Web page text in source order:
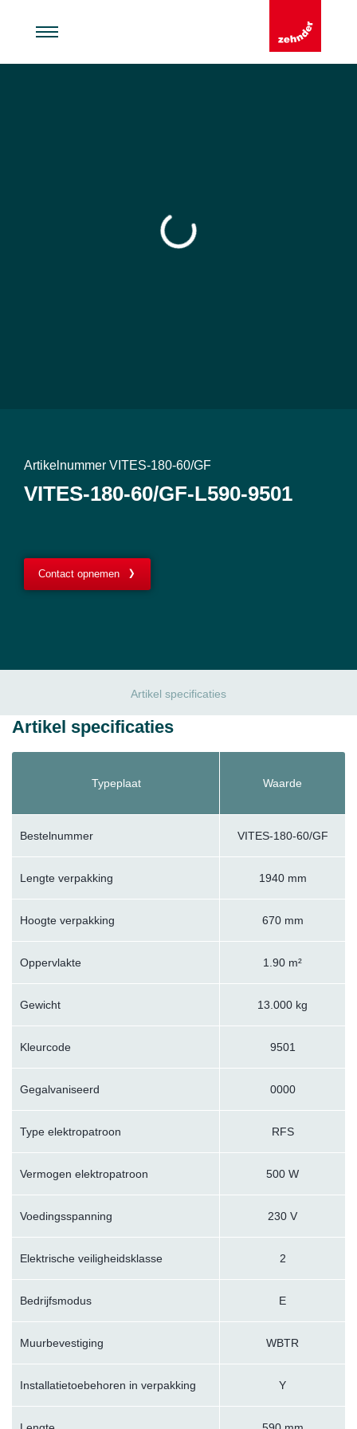
Artikelnummer VITES-180-60/GF
VITES-180-60/GF-L590-9501
Contact opnemen
Artikel specificaties
Artikel specificaties
Typeplaat Waarde
Bestelnummer VITES-180-60/GF
Lengte verpakking 1940 mm
Hoogte verpakking 670 mm
Oppervlakte 1.90 m²
Gewicht 13.000 kg
Kleurcode 9501
Gegalvaniseerd 0000
Type elektropatroon RFS
Vermogen elektropatroon 500 W
Voedingsspanning 230 V
Elektrische veiligheidsklasse 2
Bedrijfsmodus E
Muurbevestiging WBTR
Installatietoebehoren in verpakking Y